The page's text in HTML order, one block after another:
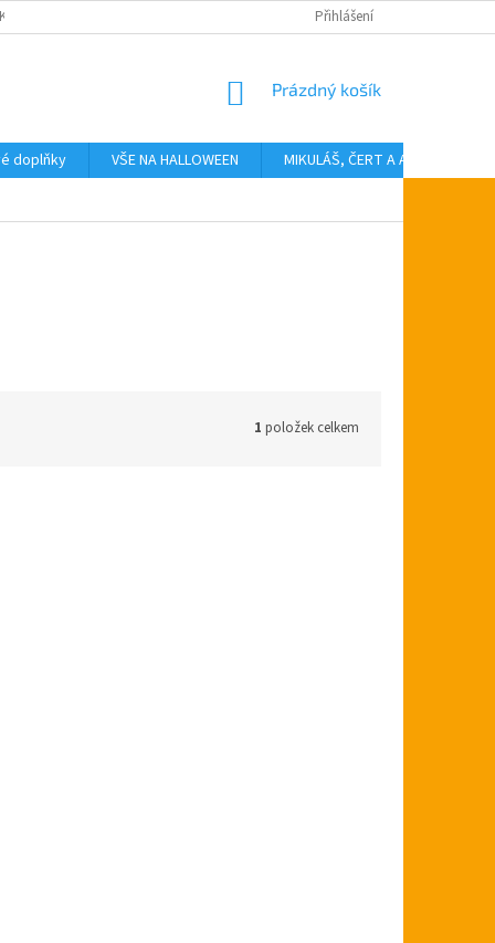
Přihlášení
NÁKUPNÍ
Prázdný košík
doplňky VŠE NA HALLOWEEN MIKULÁŠ, ČERT A ANDĚL
1 položek celkem